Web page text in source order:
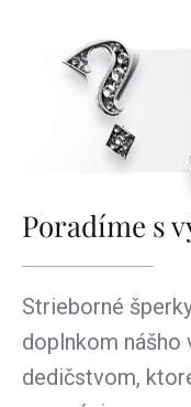
Poradíme s
Strieborné
doplnkom nášho
dedičstvom,